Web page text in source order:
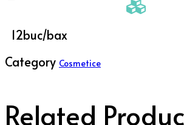
12buc/bax
Category Cosmetice
Related